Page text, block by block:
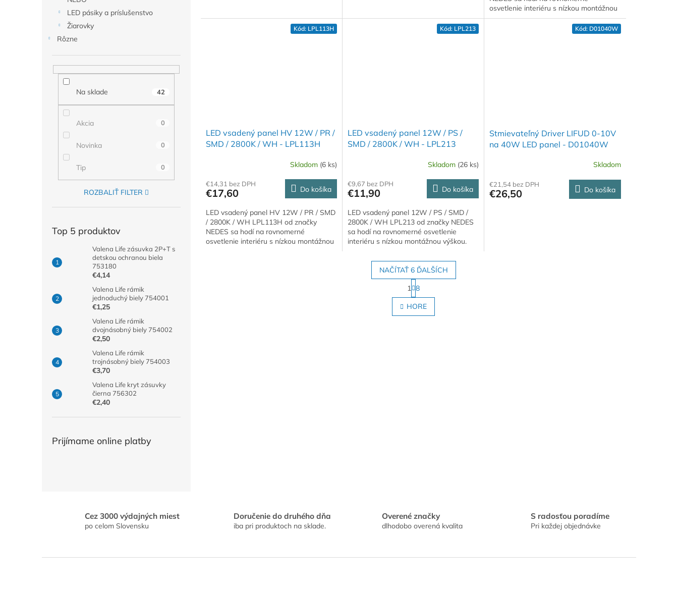
LED pásiky a príslušenstvo
Žiarovky
Rôzne
Na sklade 42
Akcia 0
Novinka 0
Tip 0
ROZBALIŤ FILTER
Top 5 produktov
Valena Life zásuvka 2P+T s
detskou ochranou biela
753180
€4,14
Valena Life rámik
jednoduchý biely 754001
€1,25
Valena Life rámik
dvojnásobný biely 754002
€2,50
Valena Life rámik
trojnásobný biely 754003
€3,70
Valena Life kryt zásuvky
čierna 756302
€2,40
Prijímame online platby
osvetlenie interiéru s nízkou montážnou
výškou. Teplota chromatickosti 4000K.
LED vsadený panel HV 12W / PR /
SMD / 2800K / WH - LPL113H
Skladom (6 ks)
€14,31 bez DPH
€17,60 Do košíka
LED vsadený panel HV 12W / PR / SMD
/ 2800K / WH LPL113H od značky
NEDES sa hodí na rovnomerné
osvetlenie interiéru s nízkou montážnou
Kód: LPL113H
LED vsadený panel 12W / PS /
SMD / 2800K / WH - LPL213
Skladom (26 ks)
€9,67 bez DPH
€11,90 Do košíka
LED vsadený panel 12W / PS / SMD /
2800K / WH LPL213 od značky NEDES
sa hodí na rovnomerné osvetlenie
interiéru s nízkou montážnou výškou.
Kód: LPL213
Stmievateľný Driver LIFUD 0-10V
na 40W LED panel - D01040W
Skladom
€21,54 bez DPH
€26,50 Do košíka
Kód: D01040W
O
v
l
NAČÍTAŤ 6 ĎALŠÍCH
S
t
r
á
n
1 8
HORE
Cez 3000 výdajných miest
po celom Slovensku
Doručenie do druhého dňa
iba pri produktoch na sklade.
Overené značky
dlhodobo overená kvalita
S radosťou poradíme
Pri každej objednávke